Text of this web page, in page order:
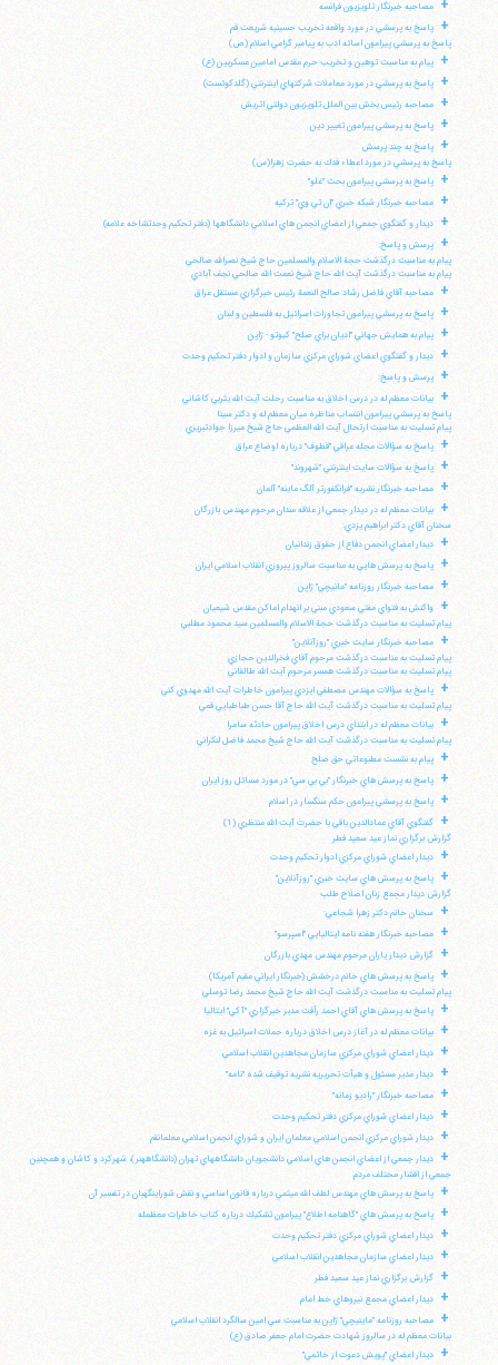
+ مصاحبه خبرنگار تلويزيون فرانسه
+
پاسخ به پرسشي در مورد واقعه تخريب حسينيه شريعت قم
پاسخ به پرسشي پيرامون اسائه ادب به پيامبر گرامي اسلام (ص)
+ پيام به مناسبت توهين و تخريب حرم مقدس امامين عسكريين (ع)
+ پاسخ به پرسشي در مورد معاملات شركتهاي اينترنتي (گلدكوئست)
+ مصاحبه رئيس بخش بين الملل تلويزيون دولتي اتريش
+ پاسخ به پرسشي پيرامون تغيير دين
+
پاسخ به چند پرسش
پاسخ به پرسشي در مورد اعطاء فدك به حضرت زهرا(س)
+ پاسخ به پرسشي پيرامون بحث "غلو"
+ مصاحبه خبرنگار شبكه خبري "ان تي وي" تركيه
+ ديدار و گفتگوي جمعي از اعضاي انجمن هاي اسلامي دانشگاهها (دفتر تحكيم وحدتشاخه علامه)
+
پرسش و پاسخ:
پيام به مناسبت درگذشت حجة الاسلام والمسلمين حاج شيخ نصرالله صالحي
پيام به مناسبت درگذشت آيت الله حاج شيخ نعمت الله صالحي نجف آبادي
+ مصاحبه آقاي فاضل رشاد صالح النعمة رئيس خبرگزاري مستقل عراق
+ پاسخ به پرسشي پيرامون تجاوزات اسرائيل به فلسطين و لبنان
+ پيام به همايش جهاني "اديان براي صلح" كيوتو - ژاپن
+ ديدار و گفتگوي اعضاي شوراي مركزي سازمان و ادوار دفتر تحكيم وحدت
+ پرسش و پاسخ:
+
بيانات معظم له در درس اخلاق به مناسبت رحلت آيت الله يثربي كاشاني
پاسخ به پرسشي پيرامون انتساب مناظره ميان معظم له و دكتر سينا
پيام تسليت به مناسبت ارتحال آيت الله العظمي حاج شيخ ميرزا جوادتبريزي
+ پاسخ به سؤالات مجله عراقي "قطوف" درباره اوضاع عراق
+ پاسخ به سؤالات سايت اينترنتي "شهروند"
+ مصاحبه خبرنگار نشريه "فرانكفورتر آلگ ماينه" آلمان
+
بيانات معظم له در ديدار جمعي از علاقه مندان مرحوم مهندس بازرگان
سخنان آقاي دكتر ابراهيم يزدي:
+ ديدار اعضاي انجمن دفاع از حقوق زندانيان
+ پاسخ به پرسش هايي به مناسبت سالروز پيروزي انقلاب اسلامي ايران
+ مصاحبه خبرنگار روزنامه "مانيچي" ژاپن
+
واكنش به فتواي مفتي سعودي مبني بر انهدام اماكن مقدس شيعيان
پيام تسليت به مناسبت درگذشت حجة الاسلام والمسلمين سيد محمود مطلبي
+
مصاحبه خبرنگار سايت خبري "روزآنلاين"
پيام تسليت به مناسبت درگذشت مرحوم آقاي فخرالدين حجازي
پيام تسليت به مناسبت درگذشت همسر مرحوم آيت الله طالقاني
+
پاسخ به سؤالات مهندس مصطفي ايزدي پيرامون خاطرات آيت الله مهدوي كني
پيام تسليت به مناسبت درگذشت آيت الله حاج آقا حسن طباطبايي قمي
+
بيانات معظم له در ابتداي درس اخلاق پيرامون حادثه سامرا
پيام تسليت به مناسبت درگذشت آيت الله حاج شيخ محمد فاضل لنكراني
+ پيام به نشست مطبوعاتي حق صلح
+ پاسخ به پرسش هاي خبرنگار "بي بي سي" در مورد مسائل روز ايران
+ پاسخ به پرسشي پيرامون حكم سنگسار در اسلام
+
گفتگوي آقاي عمادالدين باقي با حضرت آيت الله منتظري (1)
گزارش برگزاري نماز عيد سعيد فطر
+ ديدار اعضاي شوراي مركزي ادوار تحكيم وحدت
+
پاسخ به پرسش هاي سايت خبري "روزآنلاين"
گزارش ديدار مجمع زنان اصلاح طلب
+ سخنان خانم دكتر زهرا شجاعي:
+ مصاحبه خبرنگار هفته نامه ايتاليايي "اسپرسو"
+ گزارش ديدار ياران مرحوم مهندس مهدي بازرگان
+
پاسخ به پرسش هاي خانم درخشش (خبرنگار ايراني مقيم آمريكا)
پيام تسليت به مناسبت درگذشت آيت الله حاج شيخ محمد رضا توسلي
+ پاسخ به پرسش هاي آقاي احمد رأفت مدير خبرگزاري "آكي" ايتاليا
+ بيانات معظم له در آغاز درس اخلاق درباره حملات اسرائيل به غزه
+ ديدار اعضاي شوراي مركزي سازمان مجاهدين انقلاب اسلامي
+ ديدار مدير مسئول و هيأت تحريريه نشريه توقيف شده "نامه"
+ مصاحبه خبرنگار "راديو زمانه"
+ ديدار اعضاي شوراي مركزي دفتر تحكيم وحدت
+ ديدار شوراي مركزي انجمن اسلامي معلمان ايران و شوراي انجمن اسلامي معلمانقم
+
ديدار جمعي از اعضاي انجمن هاي اسلامي دانشجويان دانشگاههاي تهران (دانشگاههنر)، شهركرد و كاشان و همچنين
جمعي از اقشار مختلف مردم
+ پاسخ به پرسش هاي مهندس لطف الله ميثمي درباره قانون اساسي و نقش شوراينگهبان در تفسير آن
+ پاسخ به پرسش هاي "گاهنامه اطلاع" پيرامون تشكيك درباره كتاب خاطرات معظمله
+ ديدار اعضاي شوراي مركزي دفتر تحكيم وحدت
+ ديدار اعضاي سازمان مجاهدين انقلاب اسلامي
+ گزارش برگزاري نماز عيد سعيد فطر
+ ديدار اعضاي مجمع نيروهاي خط امام
+
مصاحبه روزنامه "ماينيچي" ژاپن به مناسبت سي امين سالگرد انقلاب اسلامي
بيانات معظم له در سالروز شهادت حضرت امام جعفر صادق (ع)
+ ديدار اعضاي "پويش دعوت از خاتمي"